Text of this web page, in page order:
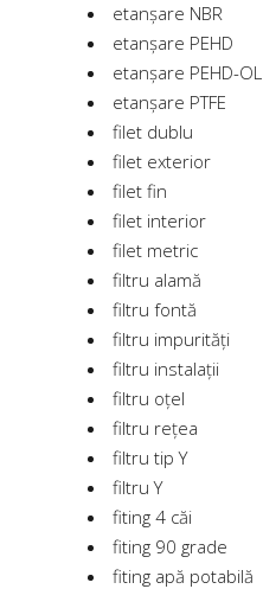
etanșare NBR
etanșare PEHD
etanșare PEHD-OL
etanșare PTFE
filet dublu
filet exterior
filet fin
filet interior
filet metric
filtru alamă
filtru fontă
filtru impurități
filtru instalații
filtru oțel
filtru rețea
filtru tip Y
filtru Y
fiting 4 căi
fiting 90 grade
fiting apă potabilă